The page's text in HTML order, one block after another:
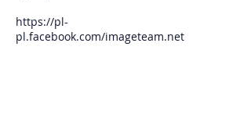
https://pl-
pl.facebook.com/imageteam.net